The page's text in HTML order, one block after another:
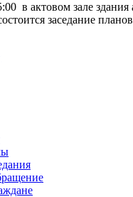
в актовом зале
заседание